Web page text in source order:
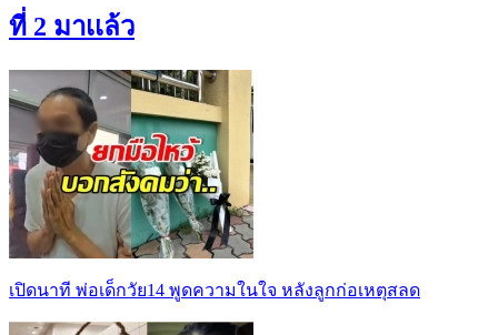
ที่ 2 มาเเล้ว
เปิดนาที พ่อเด็กวัย14 พูดความในใจ หลังลูกก่อเหตุสลด